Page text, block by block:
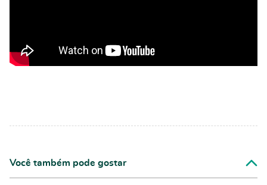
Você também pode gostar